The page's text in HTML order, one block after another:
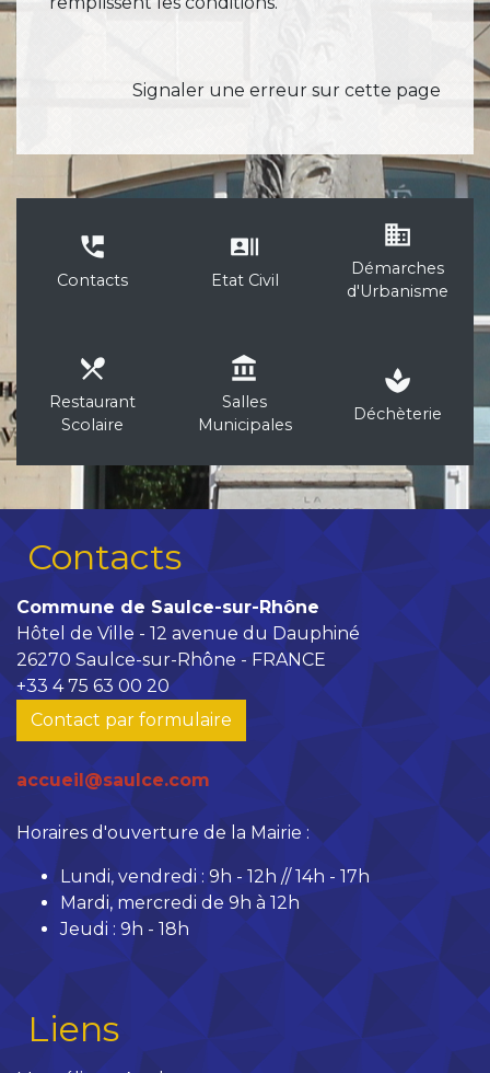
Signaler une erreur sur cette page
perm_phone_msg
Contacts
recent_actors
Etat Civil
business
Démarches
d'Urbanisme
local_dining
Restaurant
Scolaire
account_balance
Salles
Municipales
spa
Déchèterie
Contacts
Commune de Saulce-sur-Rhône
Hôtel de Ville - 12 avenue du Dauphiné
26270 Saulce-sur-Rhône - FRANCE
+33 4 75 63 00 20
Contact par formulaire
accueil@saulce.com
Horaires d'ouverture de la Mairie :
Lundi, vendredi : 9h - 12h // 14h - 17h
Mardi, mercredi de 9h à 12h
Jeudi : 9h - 18h
Liens